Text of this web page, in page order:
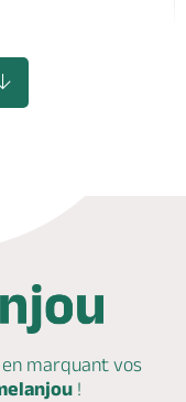
marquantvos
!